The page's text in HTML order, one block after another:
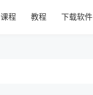
课程 教程 下载软件